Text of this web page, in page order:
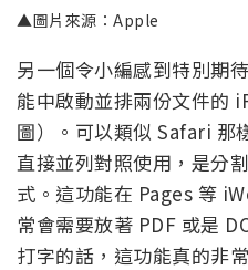
▲圖片來源：Apple
另一個令小編感到特別期
能中啟動並排兩份文件的
圖）。可以類似 Safari 那
直接並列對照使用，是分
式。這功能在 Pages 等
常會需要放著 PDF 或是
打字的話，這功能真的非